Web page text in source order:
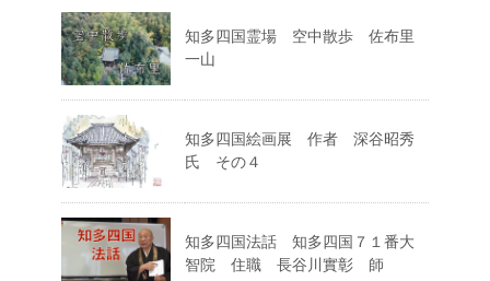
知多四国霊場 空中散歩 佐布里
一山
知多四国絵画展 作者 深谷昭秀
氏 その４
知多四国法話 知多四国７１番大
智院 住職 長谷川實彰 師